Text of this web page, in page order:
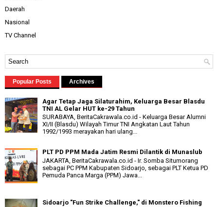
Daerah
Nasional
TV Channel
Popular Posts Archives
Agar Tetap Jaga Silaturahim, Keluarga Besar Blasdu
TNI AL Gelar HUT ke-29 Tahun
SURABAYA, BeritaCakrawala.co.id - Keluarga Besar Alumni
XI/II (Blasdu) Wilayah Timur TNI Angkatan Laut Tahun
1992/1993 merayakan hari ulang...
PLT PD PPM Mada Jatim Resmi Dilantik di Munaslub
JAKARTA, BeritaCakrawala.co.id - Ir. Somba Situmorang
sebagai PC PPM Kabupaten Sidoarjo, sebagai PLT Ketua PD
Pemuda Panca Marga (PPM) Jawa...
Sidoarjo "Fun Strike Challenge," di Monstero Fishing